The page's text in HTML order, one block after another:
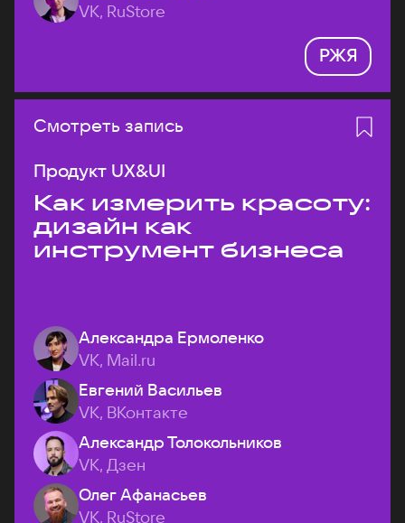
VK, RuStore
РЖЯ
Смотреть запись
Продукт UX&UI
Как измерить красоту:
дизайн как
инструмент бизнеса
Александра Ермоленко
VK, Mail.ru
Евгений Васильев
VK, ВКонтакте
Александр Толокольников
VK, Дзен
Олег Афанасьев
VK, RuStore